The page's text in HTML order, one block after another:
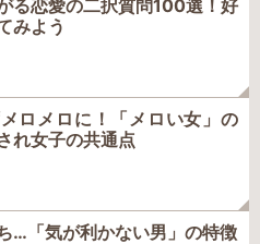
る恋愛の二択質問100選！好
みよう
ロメロに！「メロい女」の
れ女子の共通点
…「気が利かない男」の特徴